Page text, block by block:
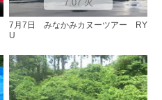
7.07 火
7月7日 みなかみカヌーツアー RY
U